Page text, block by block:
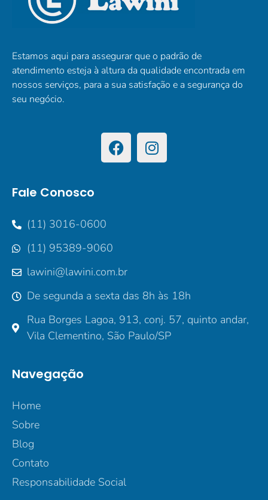
Estamos aqui para assegurar que o padrão de
atendimento esteja à altura da qualidade encontrada em
nossos serviços, para a sua satisfação e a segurança do
seu negócio.
Fale Conosco
(11) 3016-0600
(11) 95389-9060
lawini@lawini.com.br
De segunda a sexta das 8h às 18h
Rua Borges Lagoa, 913, conj. 57, quinto andar,
Vila Clementino, São Paulo/SP
Navegação
Home
Sobre
Blog
Contato
Responsabilidade Social